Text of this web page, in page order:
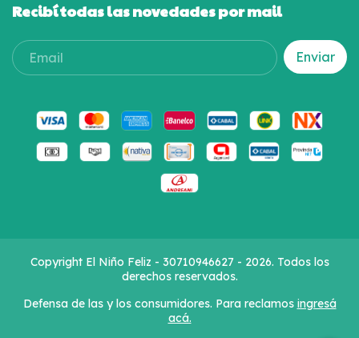
Recibí todas las novedades por mail
Copyright El Niño Feliz - 30710946627 - 2026. Todos los
derechos reservados.
Defensa de las y los consumidores. Para reclamos ingresá
acá.